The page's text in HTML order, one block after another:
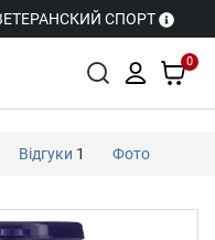
СПОРТ
0
Відгуки 1 Фото